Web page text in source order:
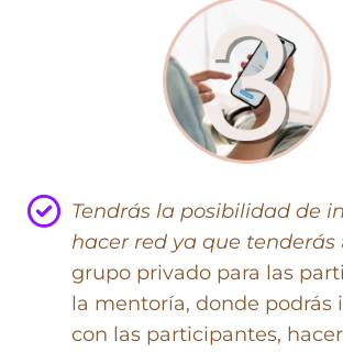
Tendrás la posibilidad de
hacer red ya que tenderás
grupo privado para las
la mentoría, donde podrás
con las participantes,